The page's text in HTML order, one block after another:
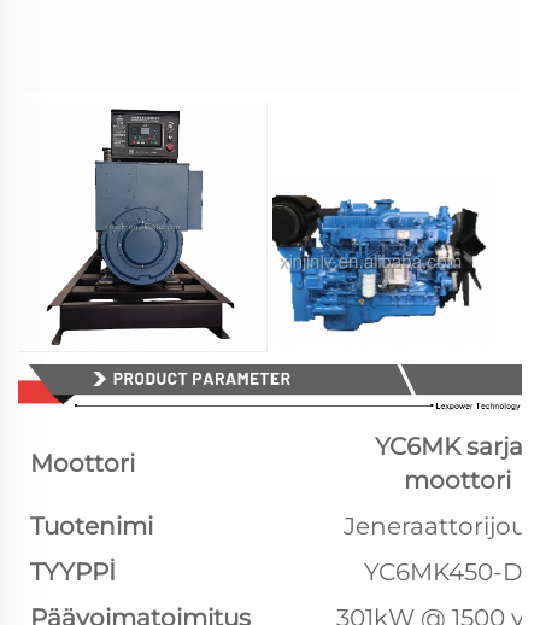
Moottori
YC6MK sarjan
moottori
Tuotenimi
TYYPPİ
YC6MK450-
Päävoimatoimitus
301kW @ 1500